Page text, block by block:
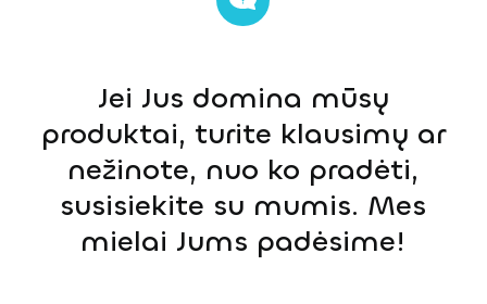
Jei Jus domina mūsų
produktai, turite klausimų ar
nežinote, nuo ko pradėti,
susisiekite su mumis. Mes
mielai Jums padėsime!